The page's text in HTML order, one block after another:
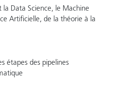
Data Science, le Machine
Artificielle, de la théorie à la
étapes des pipelines